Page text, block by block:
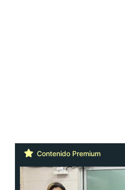
Contenido Premium